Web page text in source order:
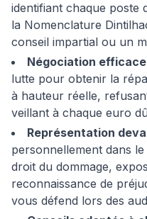
identifiant chaque poste
la Nomenclature
conseil impartial ou un
Négociation
lutte pour obtenir la
à hauteur réelle,
veillant à chaque euro
Représentation
personnellement dans
droit du dommage,
reconnaissance de
vous défend lors des